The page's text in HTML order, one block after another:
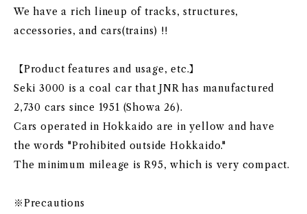
We have a rich lineup of tracks, structures,
accessories, and cars(trains) !!
【Product features and usage, etc.】
Seki 3000 is a coal car that JNR has manufactured
2,730 cars since 1951 (Showa 26).
Cars operated in Hokkaido are in yellow and have
the words "Prohibited outside Hokkaido."
The minimum mileage is R95, which is very compact.
※Precautions